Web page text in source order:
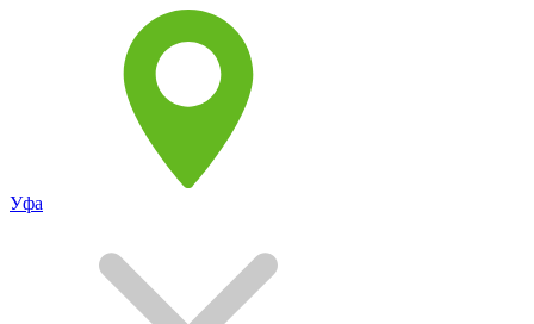
Уфа